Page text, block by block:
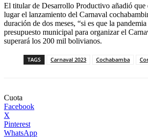
El titular de Desarrollo Productivo añadió que
lugar el lanzamiento del Carnaval
duración de dos meses, “si es que la
presupuesto municipal para organizar el
superará los 200 mil bolivianos.
TAGS Carnaval 2023 Cochabamba
Cuota
Facebook
X
Pinterest
WhatsApp